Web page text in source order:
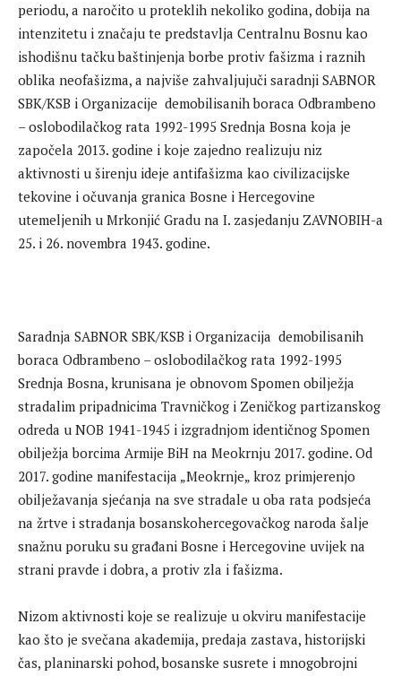
periodu, a naročito u proteklih nekoliko godina, dobija na
intenzitetu i značaju te predstavlja Centralnu Bosnu kao
ishodišnu tačku baštinjenja borbe protiv fašizma i raznih
oblika neofašizma, a najviše zahvaljujuči saradnji SABNOR
SBK/KSB i Organizacije demobilisanih boraca Odbrambeno
– oslobodilačkog rata 1992-1995 Srednja Bosna koja je
započela 2013. godine i koje zajedno realizuju niz
aktivnosti u širenju ideje antifašizma kao civilizacijske
tekovine i očuvanja granica Bosne i Hercegovine
utemeljenih u Mrkonjić Gradu na I. zasjedanju ZAVNOBIH-a
25. i 26. novembra 1943. godine.
Saradnja SABNOR SBK/KSB i Organizacija demobilisanih
boraca Odbrambeno – oslobodilačkog rata 1992-1995
Srednja Bosna, krunisana je obnovom Spomen obilježja
stradalim pripadnicima Travničkog i Zeničkog partizanskog
odreda u NOB 1941-1945 i izgradnjom identičnog Spomen
obilježja borcima Armije BiH na Meokrnju 2017. godine. Od
2017. godine manifestacija „Meokrnje„ kroz primjerenjo
obilježavanja sjećanja na sve stradale u oba rata podsjeća
na žrtve i stradanja bosanskohercegovačkog naroda šalje
snažnu poruku su građani Bosne i Hercegovine uvijek na
strani pravde i dobra, a protiv zla i fašizma.
Nizom aktivnosti koje se realizuje u okviru manifestacije
kao što je svečana akademija, predaja zastava, historijski
čas, planinarski pohod, bosanske susrete i mnogobrojni